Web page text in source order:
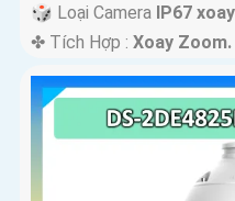
🎲 Loại Camera IP67
️✤ Tích Hợp : Xoay Zoom.